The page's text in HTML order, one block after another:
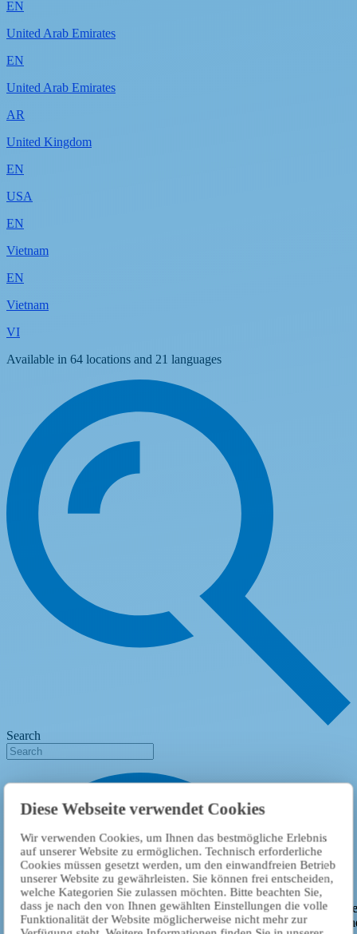
Diese Webseite verwendet Cookies
Wir verwenden Cookies, um Ihnen das bestmögliche Erlebnis
auf unserer Website zu ermöglichen. Technisch erforderliche
Cookies müssen gesetzt werden, um den einwandfreien Betrieb
unserer Website zu gewährleisten. Sie können frei entscheiden,
welche Kategorien Sie zulassen möchten. Bitte beachten Sie,
dass je nach den von Ihnen gewählten Einstellungen die volle
Funktionalität der Website möglicherweise nicht mehr zur
EN
United Arab Emirates
EN
United Arab Emirates
AR
United Kingdom
EN
USA
EN
Vietnam
EN
Vietnam
VI
Available in 64 locations and 21 languages
Search
An embedded media content from YouTube has been blocked.
loading or playing, a connection to the provider's servers is
An embedded media content from YouTube has been blocked.
loading or playing, a connection to the provider's servers is